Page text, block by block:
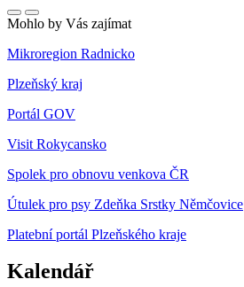
Mohlo by Vás zajímat
Mikroregion Radnicko
Plzeňský kraj
Portál GOV
Visit Rokycansko
Spolek pro obnovu venkova ČR
Útulek pro psy Zdeňka Srstky Němčovice
Platební portál Plzeňského kraje
Kalendář